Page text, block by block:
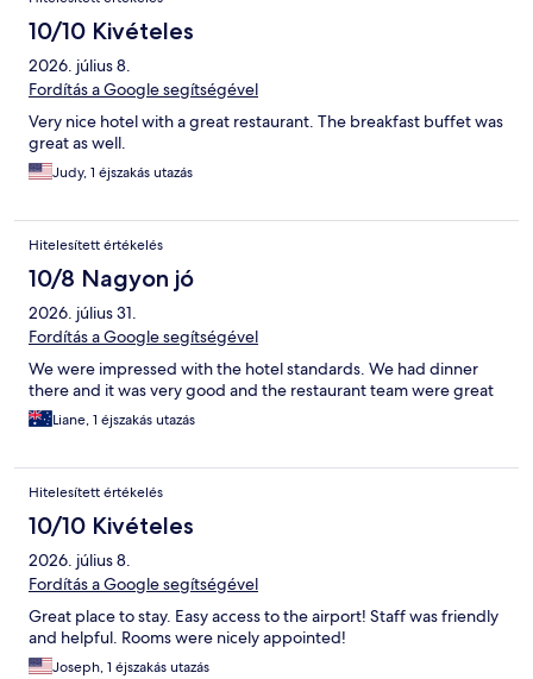
10/10 Kivételes
2026. július 8.
Fordítás a Google segítségével
Very nice hotel with a great restaurant. The breakfast buffet was
great as well.
Judy, 1 éjszakás utazás
Hitelesített értékelés
10/8 Nagyon jó
2026. július 31.
Fordítás a Google segítségével
We were impressed with the hotel standards. We had dinner
there and it was very good and the restaurant team were great
Liane, 1 éjszakás utazás
Hitelesített értékelés
10/10 Kivételes
2026. július 8.
Fordítás a Google segítségével
Great place to stay. Easy access to the airport! Staff was friendly
and helpful. Rooms were nicely appointed!
Joseph, 1 éjszakás utazás